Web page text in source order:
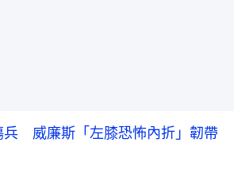
兵 威廉斯「左膝恐怖內折」韌帶